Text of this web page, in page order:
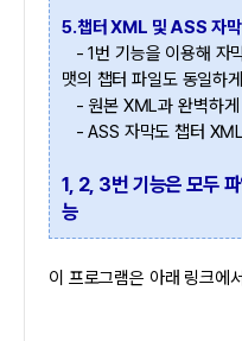
5.챕터 XML 및 ASS 자막
- 1번 기능을 이용해 자
맷의 챕터 파일도 동일하
- 원본 XML과 완벽하게
- ASS 자막도 챕터
1, 2, 3번 기능은 모두
능
이 프로그램은 아래 링크